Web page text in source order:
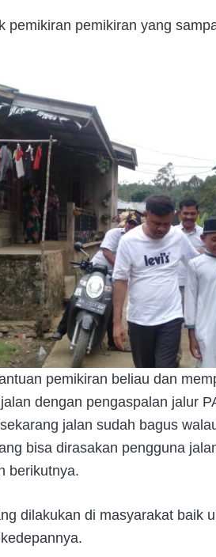
pemikiran pemikiran yang
pemikiran beliau dan
dengan pengaspalan jalur
jalan sudah bagus
bisa dirasakan pengguna
berikutnya.
dilakukan di masyarakat baik